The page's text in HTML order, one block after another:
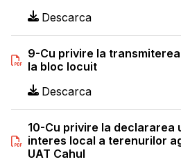
Descarca
9-Cu privire la
la bloc locuit
Descarca
10-Cu privire la declararea
interes local a terenurilor
UAT Cahul